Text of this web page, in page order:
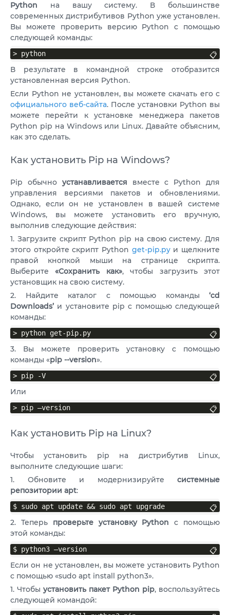
VPS ОАЭ
VPS ФРАНЦИЯ
VPS БОЛГАРИЯ
VPS КАНАДА
VPS ПОЛЬША
Python на вашу систему. В большинстве
современных дистрибутивов Python уже установлен.
Вы можете проверить версию Python с помощью
следующей команды:
> python 📋
В результате в командной строке отобразится
установленная версия Python.
Если Python не установлен, вы можете скачать его с
официального веб-сайта. После установки Python вы
можете перейти к установке менеджера пакетов
Python pip на Windows или Linux. Давайте объясним,
как это сделать.
Как установить Pip на Windows?
Pip обычно устанавливается вместе с Python для
управления версиями пакетов и обновлениями.
Однако, если он не установлен в вашей системе
Windows, вы можете установить его вручную,
выполнив следующие действия:
1. Загрузите скрипт Python pip на свою систему. Для
этого откройте скрипт Python get-pip.pyи щелкните
правой кнопкой мыши на странице скрипта.
Выберите«Сохранить как», чтобы загрузить этот
установщик на свою систему.
2. Найдите каталог с помощью команды ‘cd
Downloads’ и установите pip с помощью следующей
команды:
> python get-pip.py 📋
3. Вы можете проверить установку с помощью
команды «pip --version».
> pip -V 📋
Или
> pip –version 📋
Как установить Pip на Linux?
Чтобы установить pip на дистрибутив Linux,
выполните следующие шаги:
1. Обновите и модернизируйте системные
репозитории apt:
$ sudo apt update && sudo apt upgrade 📋
2. Теперь проверьте установку Python с помощью
этой команды:
$ python3 –version 📋
Если он не установлен, вы можете установить Python
с помощью «sudo apt install python3».
1. Чтобы установить пакет Python pip, воспользуйтесь
следующей командой: